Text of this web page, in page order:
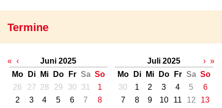
Termine
« ‹
Juni 2025
Mo
Di Mi Do Fr Sa So
26
27 28 29 30 31
1
2
3 4 5 6 7
8
Juli 2025
Mo
Di Mi Do Fr Sa So
30
1 2 3 4 5
6
7
8 9 10 11 12
13
› »